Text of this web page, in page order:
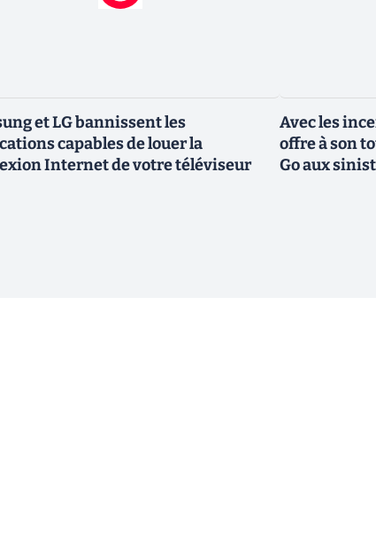
et LG bannissent les
capables de louer la
Internet de votre téléviseur
Avec les
offre à son
Go aux